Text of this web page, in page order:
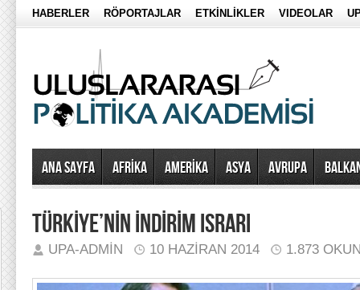
HABERLER RÖPORTAJLAR ETKİNLİKLER VIDEOLAR
Ana Sayfa AFRİKA AMERİKA ASYA AVRUPA
TÜRKİYE’NİN İNDİRİM ISRARI
UPA-ADMIN 10 HAZIRAN 2014 1.873